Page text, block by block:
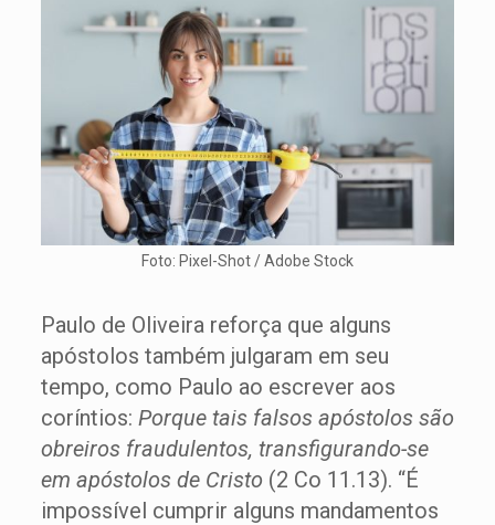
Foto: Pixel-Shot / Adobe Stock
Paulo de Oliveira reforça que alguns
apóstolos também julgaram em seu
tempo, como Paulo ao escrever aos
coríntios: Porque tais falsos apóstolos são
obreiros fraudulentos, transfigurando-se
em apóstolos de Cristo (2 Co 11.13). “É
impossível cumprir alguns mandamentos